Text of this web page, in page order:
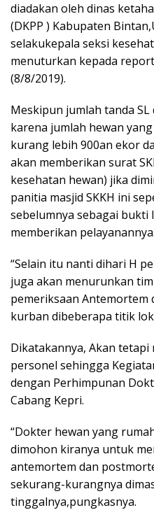
diadakan oleh dinas
(DKPP ) Kabupaten
selakukepala seksi
menuturkan kepada
(8/8/2019).
Meskipun jumlah tanda
karena jumlah hewan
kurang lebih 900an ekor
akan memberikan surat
kesehatan hewan) jika
panitia masjid SKKH ini
sebelumnya sebagai
memberikan pelayanannya.
“Selain itu nanti dihari H
juga akan menurunkan
pemeriksaan Antemortem
kurban dibeberapa titik
Dikatakannya, Akan
personel sehingga
dengan Perhimpunan
Cabang Kepri.
“Dokter hewan yang
dimohon kiranya untuk
antemortem dan
sekurang-kurangnya
tinggalnya,pungkasnya.